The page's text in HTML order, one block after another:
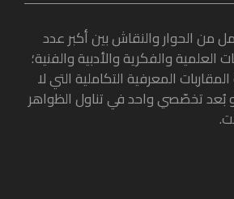
من الحوار والنقاش بين أكبر عدد
والفكرية والأدبية والفنية؛
المعرفية التكاملية التي لا
بُعد تخصّصي واحد في تناول الظواهر